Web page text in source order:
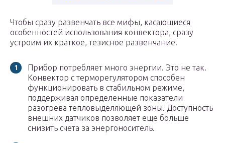
Чтобы сразу развенчать все мифы, касающиеся
особенностей использования конвектора, сразу
устроим их краткое, тезисное развенчание.
Прибор потребляет много энергии. Это не так.
Конвектор с терморегулятором способен
функционировать в стабильном режиме,
поддерживая определенные показатели
разогрева тепловыделяющей зоны. Доступность
внешних датчиков позволяет еще больше
снизить счета за энергоноситель.